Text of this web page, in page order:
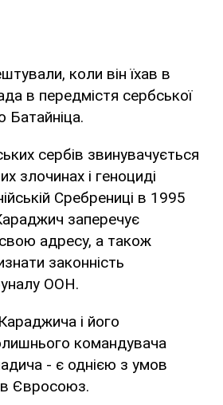
коли він їхав в
в передмістя сербської
Батайніца.
сербів звинувачується
злочинах і геноциді
Сребрениці в 1995
заперечує
адресу, а також
законність
ООН.
і його
командувача
- є однією з умов
в Євросоюз.